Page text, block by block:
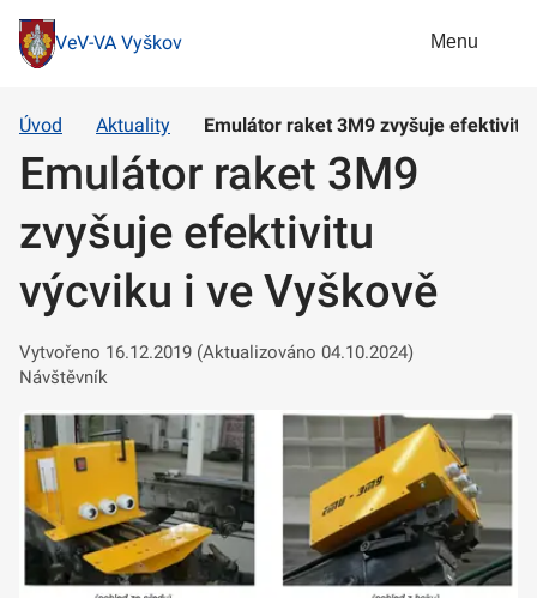
VeV-VA Vyškov Menu
Úvod Aktuality Emulátor raket 3M9 zvyšuje efektivitu
Emulátor raket 3M9
zvyšuje efektivitu
výcviku i ve Vyškově
Vytvořeno 16.12.2019 (Aktualizováno 04.10.2024)
Návštěvník